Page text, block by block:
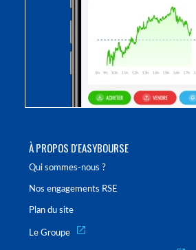
À PROPOS D'EASYBOURSE
Qui sommes-nous ?
Nos engagements RSE
Plan du site
Le Groupe